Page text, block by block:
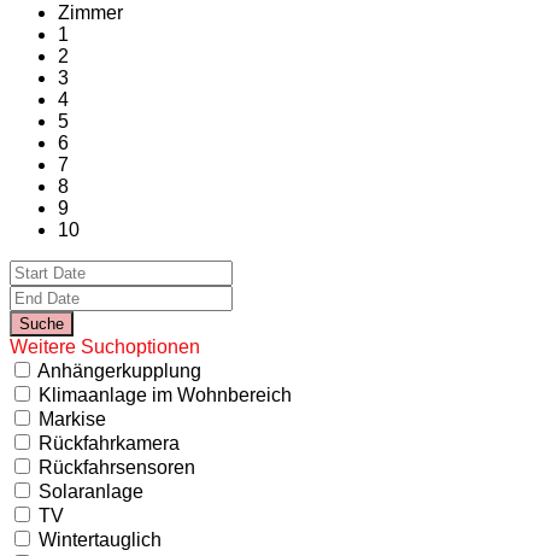
Zimmer
1
2
3
4
5
6
7
8
9
10
Weitere Suchoptionen
Anhängerkupplung
Klimaanlage im Wohnbereich
Markise
Rückfahrkamera
Rückfahrsensoren
Solaranlage
TV
Wintertauglich